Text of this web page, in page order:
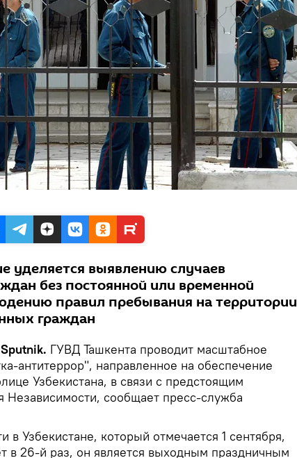
уделяется выявлению случаев
без постоянной или временной
правил пребывания на территории
граждан
ГУВД Ташкента проводит масштабное
антитеррор", направленное на обеспечение
Узбекистана, в связи с предстоящим
Независимости, сообщает пресс-служба
в Узбекистане, который отмечается 1 сентября,
в 26-й раз, он является выходным праздничным